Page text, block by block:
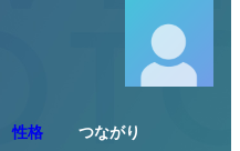
性格 つながり